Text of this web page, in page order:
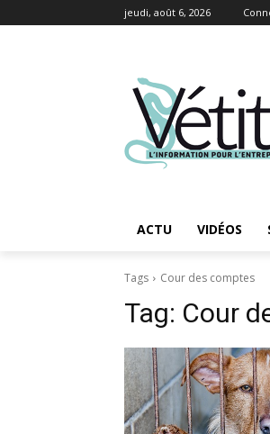
jeudi, août 6, 2026
ACTU VIDÉOS
Tags Cour des comptes
Tag: Cour